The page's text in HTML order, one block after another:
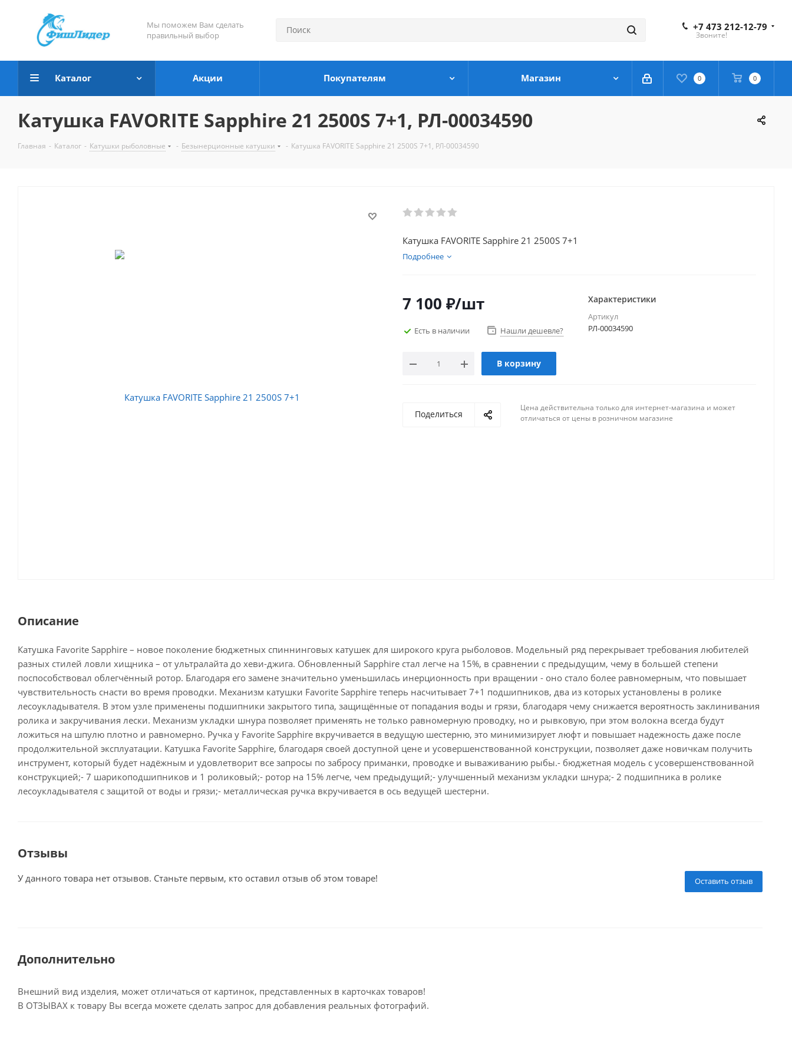
Мы поможем Вам сделать
правильный выбор
+7 473 212-12-79
Звоните!
0 0
Каталог Акции Покупателям Магазин
Катушка FAVORITE Sapphire 21 2500S 7+1, РЛ-00034590
Главная - Каталог - Катушки рыболовные - Безынерционные катушки - Катушка FAVORITE Sapphire 21 2500S 7+1, РЛ-00034590
Катушка FAVORITE Sapphire 21 2500S 7+1
Подробнее
7 100 ₽/шт
Есть в наличии Нашли дешевле?
В корзину
Характеристики
Артикул
РЛ-00034590
Поделиться
Цена действительна только для интернет-магазина и может
отличаться от цены в розничном магазине
Описание
Катушка Favorite Sapphire – новое поколение бюджетных спиннинговых катушек для широкого круга рыболовов. Модельный ряд перекрывает требования любителей
разных стилей ловли хищника – от ультралайта до хеви-джига. Обновленный Sapphire стал легче на 15%, в сравнении с предыдущим, чему в большей степени
поспособствовал облегчённый ротор. Благодаря его замене значительно уменьшилась инерционность при вращении - оно стало более равномерным, что повышает
чувствительность снасти во время проводки. Механизм катушки Favorite Sapphire теперь насчитывает 7+1 подшипников, два из которых установлены в ролике
лесоукладывателя. В этом узле применены подшипники закрытого типа, защищённые от попадания воды и грязи, благодаря чему снижается вероятность заклинивания
ролика и закручивания лески. Механизм укладки шнура позволяет применять не только равномерную проводку, но и рывковую, при этом волокна всегда будут
ложиться на шпулю плотно и равномерно. Ручка у Favorite Sapphire вкручивается в ведущую шестерню, это минимизирует люфт и повышает надежность даже после
продолжительной эксплуатации. Катушка Favorite Sapphire, благодаря своей доступной цене и усовершенствованной конструкции, позволяет даже новичкам получить
инструмент, который будет надёжным и удовлетворит все запросы по забросу приманки, проводке и вываживанию рыбы.- бюджетная модель с усовершенствованной
конструкцией;- 7 шарикоподшипников и 1 роликовый;- ротор на 15% легче, чем предыдущий;- улучшенный механизм укладки шнура;- 2 подшипника в ролике
лесоукладывателя с защитой от воды и грязи;- металлическая ручка вкручивается в ось ведущей шестерни.
Отзывы
Оставить отзыв
У данного товара нет отзывов. Станьте первым, кто оставил отзыв об этом товаре!
Дополнительно
Внешний вид изделия, может отличаться от картинок, представленных в карточках товаров!
В ОТЗЫВАХ к товару Вы всегда можете сделать запрос для добавления реальных фотографий.